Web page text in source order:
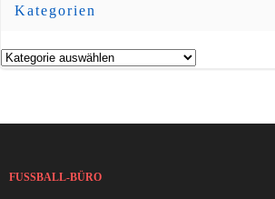
Kategorien
Kategorien
FUSSBALL-BÜRO